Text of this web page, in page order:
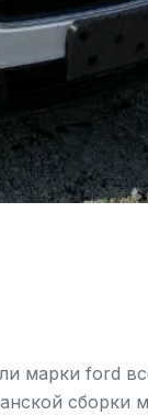
марки ford
сборки